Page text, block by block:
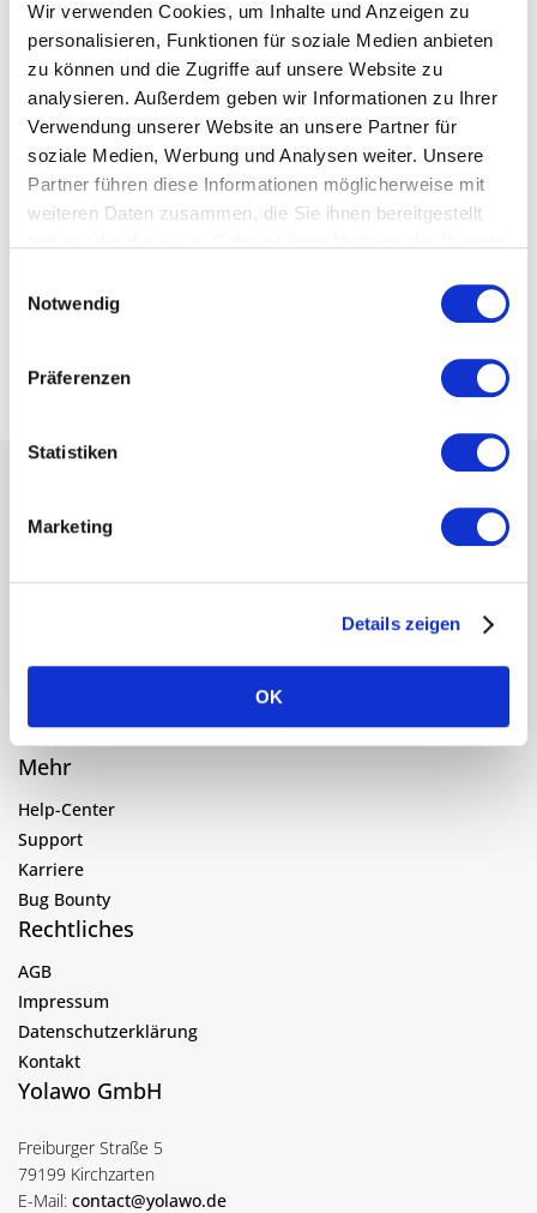
Wir verwenden Cookies, um Inhalte und Anzeigen zu
personalisieren, Funktionen für soziale Medien anbieten
zu können und die Zugriffe auf unsere Website zu
analysieren. Außerdem geben wir Informationen zu Ihrer
Verwendung unserer Website an unsere Partner für
soziale Medien, Werbung und Analysen weiter. Unsere
Partner führen diese Informationen möglicherweise mit
weiteren Daten zusammen, die Sie ihnen bereitgestellt
Notwendig
Präferenzen
Statistiken
Marketing
Details zeigen
OK
Sprachschule
Tanzschule
Tauchschule
Tennischule (privater Anbieter)
Tennisverein / Tennisabteilung im Verein
Therapie-Anbieter / Praxis
Turnverein
Unternehmen mit internen Veranstaltungen/Schulungen
Wandervereine / -organisationen
Öffentliche Träger (Kommunen, Gemeinden)
Navigation
Kundenbeispiele
Blog
Mehr
Help-Center
Support
Karriere
Bug Bounty
Rechtliches
AGB
Impressum
Datenschutzerklärung
Kontakt
Yolawo GmbH
Freiburger Straße 5
79199 Kirchzarten
E-Mail: contact@yolawo.de